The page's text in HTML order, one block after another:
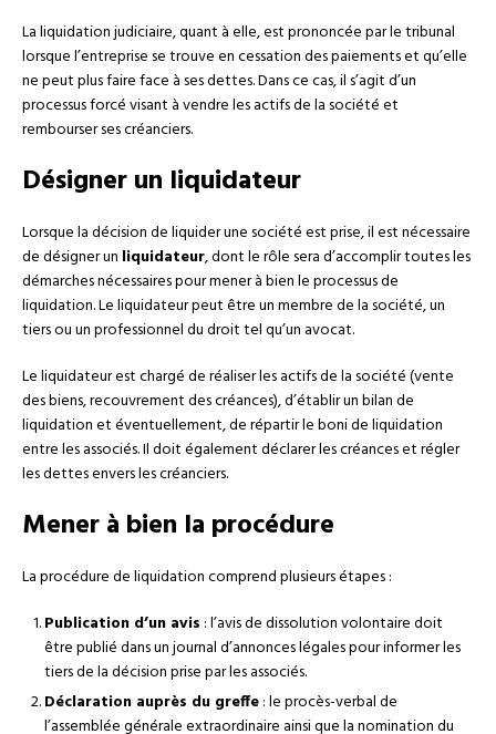
La liquidation judiciaire, quant à elle, est prononcée par le tribunal
lorsque l’entreprise se trouve en cessation des paiements et qu’elle
ne peut plus faire face à ses dettes. Dans ce cas, il s’agit d’un
processus forcé visant à vendre les actifs de la société et
rembourser ses créanciers.
Désigner un liquidateur
Lorsque la décision de liquider une société est prise, il est nécessaire
de désigner un liquidateur, dont le rôle sera d’accomplir toutes les
démarches nécessaires pour mener à bien le processus de
liquidation. Le liquidateur peut être un membre de la société, un
tiers ou un professionnel du droit tel qu’un avocat.
Le liquidateur est chargé de réaliser les actifs de la société (vente
des biens, recouvrement des créances), d’établir un bilan de
liquidation et éventuellement, de répartir le boni de liquidation
entre les associés. Il doit également déclarer les créances et régler
les dettes envers les créanciers.
Mener à bien la procédure
La procédure de liquidation comprend plusieurs étapes :
Publication d’un avis : l’avis de dissolution volontaire doit
être publié dans un journal d’annonces légales pour informer les
tiers de la décision prise par les associés.
Déclaration auprès du greffe: le procès-verbal de
l’assemblée générale extraordinaire ainsi que la nomination du